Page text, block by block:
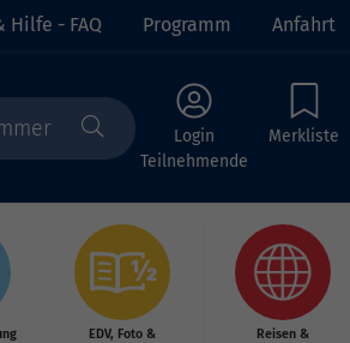
Hilfe - FAQ Programm Anfahrt
Login
Teilnehmende
Merkliste
EDV, Foto &
Reisen &